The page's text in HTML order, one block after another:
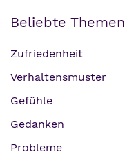
Beliebte Themen
Zufriedenheit
Verhaltensmuster
Gefühle
Gedanken
Probleme